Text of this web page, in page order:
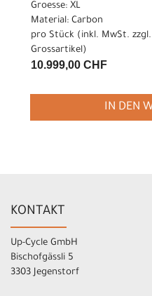
Groesse: XL
Material: Carbon
pro Stück (inkl. MwSt. zzgl.
Grossartikel)
10.999,00 CHF
IN DEN
KONTAKT
Up-Cycle GmbH
Bischofgässli 5
3303 Jegenstorf